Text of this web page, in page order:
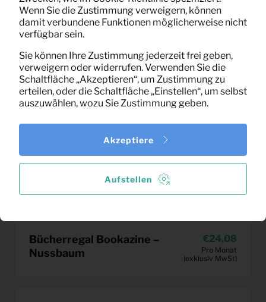
Bücherregal Bookazine –
Nussbaum
24,08
Pro Monat
(exklusiv MwSt)
Wenn Sie die Zustimmung verweigern, können
damit verbundene Funktionen möglicherweise nicht
verfügbar sein.
Sie können Ihre Zustimmung jederzeit frei geben,
verweigern oder widerrufen. Verwenden Sie die
Schaltfläche „Akzeptieren“, um Zustimmung zu
erteilen, oder die Schaltfläche „Einstellen“, um selbst
auszuwählen, wozu Sie Zustimmung geben.
Aufstellen
Akzeptiere